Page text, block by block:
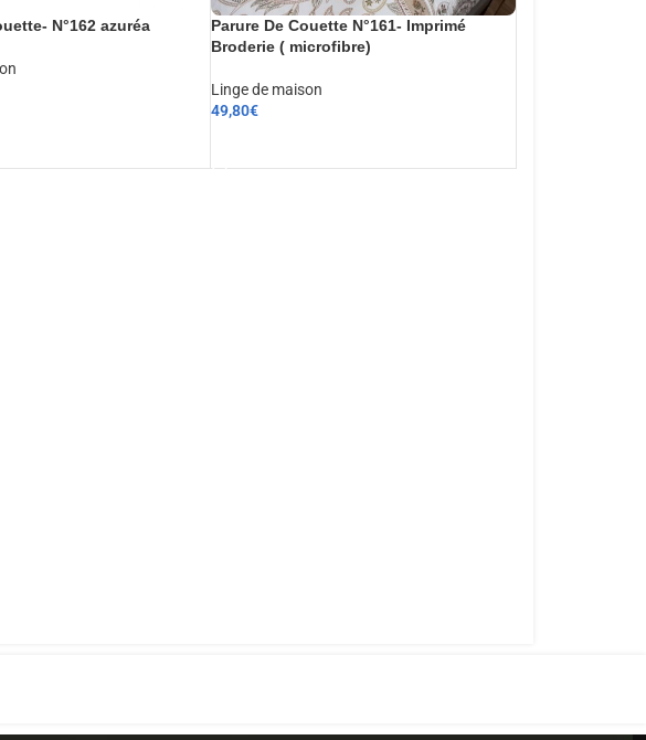
N°162 azuréa
Parure De Couette N°161- Imprimé
Broderie ( microfibre)
Linge de maison
49,80€